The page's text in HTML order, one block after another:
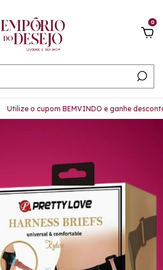
0
Utilize o cupom BEMVINDO e ganhe desconto!